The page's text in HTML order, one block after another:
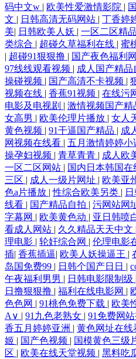
在线 日韩精品一二三区 99超碰美女
玖草 www韩日三级 韩日av网址 欧美
久瑟色 天天操狠狠操 91免费观看视
五月激情 91免费破处 高清无码夜夜
海角社区91精品 欧美性爱区第一页
免费av网站 丝袜足交影视 91青青艹
妻 九九热9 色色资源网 91国产视频
99色99 海角人妻91 日韩欧美骚精品
产91 午夜欧美毛 99热主页 国产素人
天 豆花视频九一免费 青青久久香蕉
婷婷五月天网 91页在线视频 国产精
AV 三级另类激情 91社视频 国产91
码中文w | 欧美性爱激情影院 |
文 | 日韩高清无码网站 | 丁香婷
美| 日韩欧美人妖 | 一区二区精品
类综合 | 超碰久草福利在线 | 蜜
| 超碰91狠狠撸 | 国产夜色福利
97线线观看视频 | 成人国产精品
操碰视频 | 国产高清不卡视频 |
视频在线 | 香蕉91视频 | 在线污
电影及电视剧 | 激情视频国产精
女高男 | 欧美伦理片播放 | 女人
黄色视频 | 91干逼国产精品 | 成
网视频在线看 | 五月激情婷婷小
操孕妇视频 | 青草青青 | 成人欧
一区二区网站 | 国内日本韩国在
三区 | 成人一级片网址 | 欧美亚
色a片播放 |性综合欧美另类 |
线看 | 国产精品自拍 | 污网站网
字幕网 | 欧美黄色动 | 亚日韩喷
看成人网站 | 久久精品天天中文
理电影 | 轮奸综合网 | 伦理电影
插| 香蕉插逼| 欧美人妖操逼王 |
岛国免费99 | 日韩个国产日日 |
午夜福利男男 | 日韩电影限制级
日撸狠狠撸 | 福利在线电影网 |
色色网 | 91桃色免费下载 | 欧美
A∨ | 91九色老熟女 | 91免费网
香五月婷婷亚洲 | 黄色网址在线
姬 | 国产色视频 | 国模黄色三级
区 | 欧美在线天堂视频 | 黑料吃